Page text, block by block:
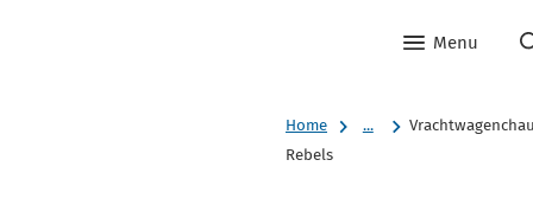
Menu
Home ...
Rebels